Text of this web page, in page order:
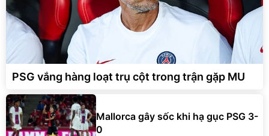
PSG vắng hàng loạt trụ cột trong trận gặp MU
Mallorca gây sốc khi hạ gục PSG 3-
0